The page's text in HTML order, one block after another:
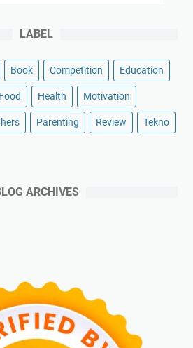
LABEL
Book Competition Education
Food Health Motivation
Parenting Review Tekno
ARCHIVES